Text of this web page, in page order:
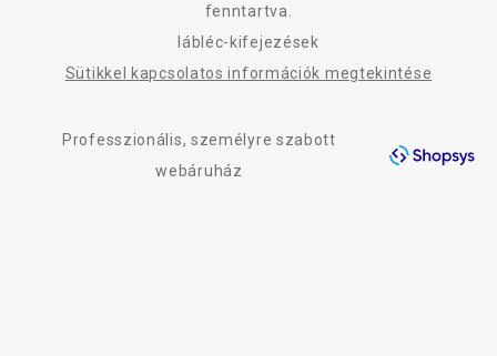
Adatkezelési Tájékoztató
fenntartva.
lábléc-kifejezések
Sütikkel kapcsolatos információk megtekintése
Professzionális, személyre szabott
webáruház